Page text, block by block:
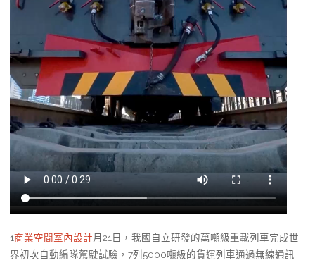
1商業空間室內設計月21日，我國自立研發的萬噸級重載列車完成世
界初次自動編隊駕駛試驗，7列5000噸級的貨運列車通過無線通訊